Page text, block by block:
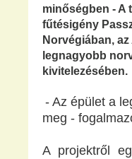
minőségben - A
fűtésigény
Norvégiában,
legnagyobb
kivitelezésében.
- Az épület a
meg -
A projektről